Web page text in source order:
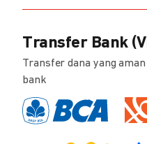
Transfer Bank
Transfer dana yang
bank